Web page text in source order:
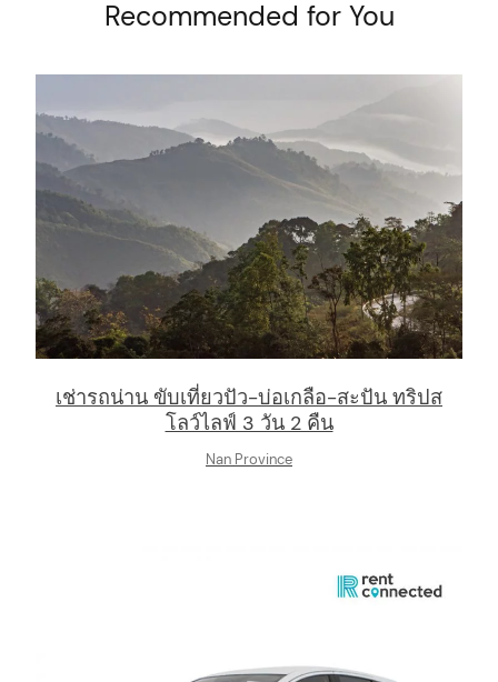
Recommended for You
เช่ารถน่าน ขับเที่ยวปัว-บ่อเกลือ-สะปัน ทริปส
โลว์ไลฟ์ 3 วัน 2 คืน
Nan Province